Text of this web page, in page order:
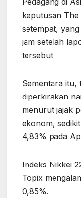
Pedagang di
keputusan The
setempat,
jam setelah
tersebut.
Sementara itu,
diperkirakan
menurut jajak
ekonom,
4,83% pada
Indeks Nikkei
Topix
0,85%.